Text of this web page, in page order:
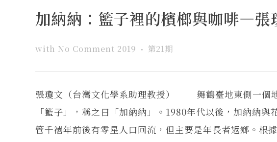
加納納：籃子裡的檳榔與咖啡—張
with No Comment 2019 第21期
張瓊文（台灣文化學系助理教授） 舞鶴臺地東側一個
「籃子」，稱之曰「加納納」。1980年代以後，加納納
管千禧年前後有零星人口回流，但主要是年長者返鄉。根